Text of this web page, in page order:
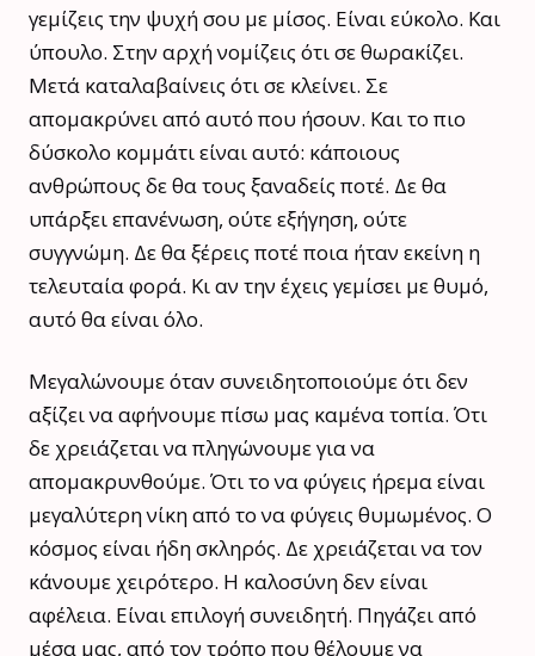
γεμίζεις την ψυχή σου με μίσος. Είναι εύκολο. Και
ύπουλο. Στην αρχή νομίζεις ότι σε θωρακίζει.
Μετά καταλαβαίνεις ότι σε κλείνει. Σε
απομακρύνει από αυτό που ήσουν. Και το πιο
δύσκολο κομμάτι είναι αυτό: κάποιους
ανθρώπους δε θα τους ξαναδείς ποτέ. Δε θα
υπάρξει επανένωση, ούτε εξήγηση, ούτε
συγγνώμη. Δε θα ξέρεις ποτέ ποια ήταν εκείνη η
τελευταία φορά. Κι αν την έχεις γεμίσει με θυμό,
αυτό θα είναι όλο.
Μεγαλώνουμε όταν συνειδητοποιούμε ότι δεν
αξίζει να αφήνουμε πίσω μας καμένα τοπία. Ότι
δε χρειάζεται να πληγώνουμε για να
απομακρυνθούμε. Ότι το να φύγεις ήρεμα είναι
μεγαλύτερη νίκη από το να φύγεις θυμωμένος. Ο
κόσμος είναι ήδη σκληρός. Δε χρειάζεται να τον
κάνουμε χειρότερο. Η καλοσύνη δεν είναι
αφέλεια. Είναι επιλογή συνειδητή. Πηγάζει από
μέσα μας, από τον τρόπο που θέλουμε να